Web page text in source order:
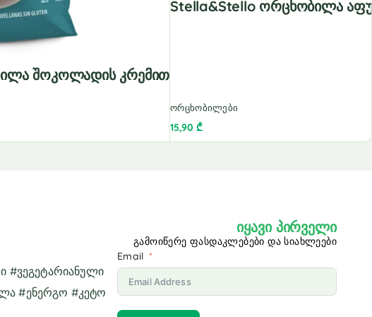
Შოკოლადის Კრემით
Stella&Stello Ორცხობილა
ორცხობილები
15,90 ₾
#ვეგეტარიანული
#ენერგო #კეტო
იყავი პირველი
გამოიწერე ფასდაკლებები და სიახლეები
Email